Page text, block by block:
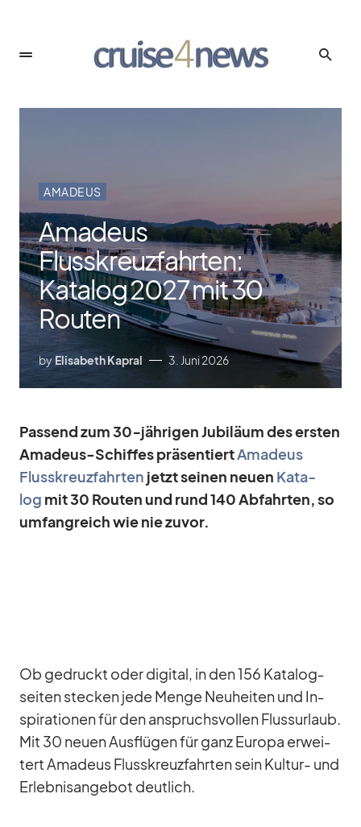
AMADEUS
Amadeus
Flusskreuzfahrten:
Katalog 2027 mit 30
Routen
by Elisabeth Kapral 3. Juni 2026
Pas­send zum 30‑jährigen Ju­bi­läum des ers­ten
Ama­deus-Schif­fes prä­sen­tiertAma­deus
Fluss­kreuz­fahr­ten jetzt sei­nen neuen Ka­ta­
log mit 30 Rou­ten und rund 140 Ab­fahr­ten, so
um­fang­reich wie nie zu­vor.
Ob ge­druckt oder di­gi­tal, in den 156 Ka­ta­log­
sei­ten ste­cken jede Menge Neu­hei­ten und In­
spi­ra­tio­nen für den an­spruchs­vol­len Fluss­ur­laub.
Mit 30 neuen Aus­flü­gen für ganz Eu­ropa er­wei­
tert Ama­deus Fluss­kreuz­fahr­ten sein Kul­tur- und
Er­leb­nis­an­ge­bot deut­lich.